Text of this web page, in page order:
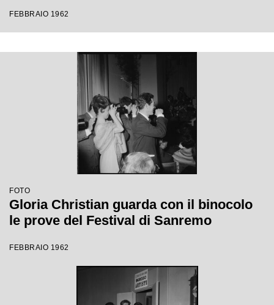
FEBBRAIO 1962
FOTO
Gloria Christian guarda con il binocolo
le prove del Festival di Sanremo
FEBBRAIO 1962